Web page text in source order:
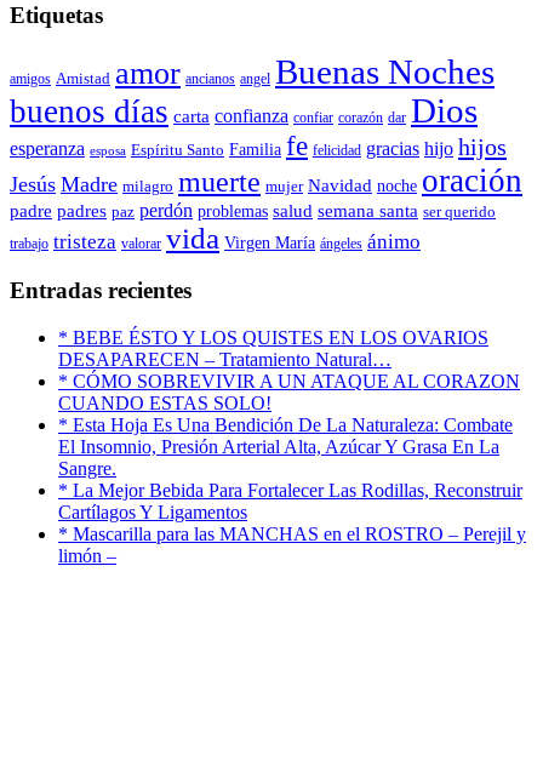
Etiquetas
amigos Amistad amor ancianos angel Buenas Noches
buenos días carta confianza confiar corazón dar Dios
esperanza esposa Espíritu Santo Familia fe felicidad gracias hijo hijos
Jesús Madre milagro muerte mujer Navidad noche oración
padre padres paz perdón problemas salud semana santa ser querido
trabajo tristeza valorar vida Virgen María ángeles ánimo
Entradas recientes
* BEBE ÉSTO Y LOS QUISTES EN LOS OVARIOS
DESAPARECEN – Tratamiento Natural…
* CÓMO SOBREVIVIR A UN ATAQUE AL CORAZON
CUANDO ESTAS SOLO!
* Esta Hoja Es Una Bendición De La Naturaleza: Combate
El Insomnio, Presión Arterial Alta, Azúcar Y Grasa En La
Sangre.
* La Mejor Bebida Para Fortalecer Las Rodillas, Reconstruir
Cartílagos Y Ligamentos
* Mascarilla para las MANCHAS en el ROSTRO – Perejil y
limón –